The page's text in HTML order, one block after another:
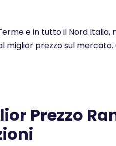
e in tutto il Nord
prezzo sul
Prezzo